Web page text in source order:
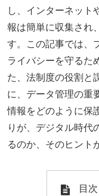
し、インターネット
報は簡単に収集され
す。この記事では、
ライバシーを守るた
た、法制度の役割と
に、データ管理の重
情報をどのように保
りが、デジタル時代
るのか、そのヒント
目次